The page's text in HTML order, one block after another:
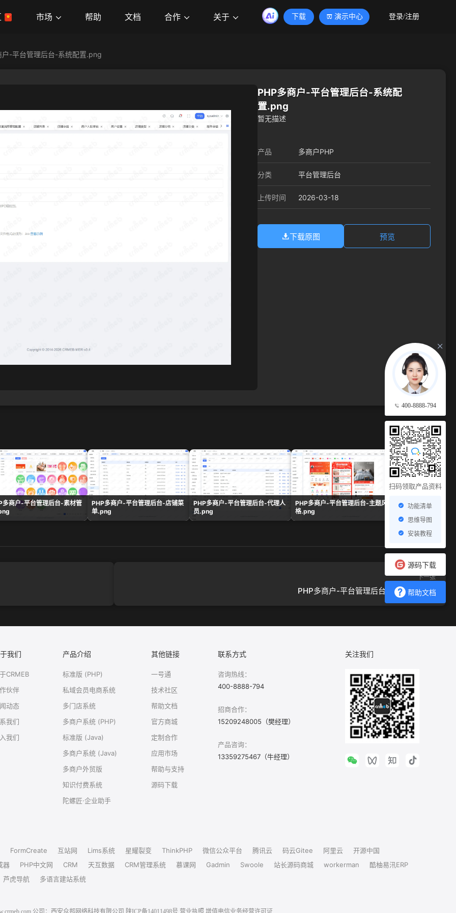
市场 帮助 文档 合作 关于 下载 演示中心 登录/注册
400-8888-794
扫码领取产品资料
功能清单
思维导图
安装教程
源码下载
帮助文档
户-平台管理后台-系统配置.png
PHP多商户-平台管理后台-系统配
置.png
暂无描述
产品 多商户PHP
分类 平台管理后台
上传时间 2026-03-18
下载原图 预览
查看更多 →
多商户-平台管理后台-素材管
PHP多商户-平台管理后台-店铺菜
单.png
PHP多商户-平台管理后台-代理人
员.png
PHP多商户-平台管理后台-主题风
格.png
PHP多商户-平台管
表.png
下一张
PHP多商户-平台管理后台-组合数据.png
我们
CRMEB
伙伴
动态
我们
我们
产品介绍
标准版 (PHP)
私域会员电商系统
多门店系统
多商户系统 (PHP)
标准版 (Java)
多商户系统 (Java)
多商户外贸版
知识付费系统
陀螺匠·企业助手
其他链接
一号通
技术社区
帮助文档
官方商城
定制合作
应用市场
帮助与支持
源码下载
联系方式
咨询热线：
400-8888-794
招商合作：
15209248005（樊经理）
产品咨询：
13359275467（牛经理）
关注我们
FormCreate 互站网 Lims系统 星耀裂变 ThinkPHP 微信公众平台 腾讯云 码云Gitee 阿里云
开源中国
器
PHP中文网 CRM 天互数据 CRM管理系统 慕课网 Gadmin Swoole 站长源码商城 workerman
酷柚易汛ERP
芦虎导航
多语言建站系统
公司：西安众邦网络科技有限公司 陕ICP备14011498号 营业执照 增值电信业务经营许可证